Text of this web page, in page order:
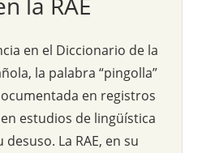
en el Diccionario de la
la palabra “pingolla”
en registros
estudios de lingüística
La RAE, en su